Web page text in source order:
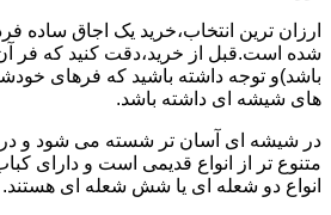
ارزان ترین انتخاب،خرید یک اجاق ساده
شده است.قبل از خرید،دقت کنید که فر آن
باشد)و توجه داشته باشید که فرهای
های شیشه ای داشته باشد.
در شیشه ای آسان تر شسته می شود و در
متنوع تر از انواع قدیمی است و دارای
انواع دو شعله ای یا شش شعله ای هستند.